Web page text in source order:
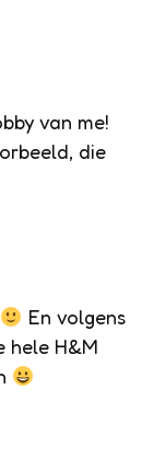
van me!
die
En volgens
hele H&M